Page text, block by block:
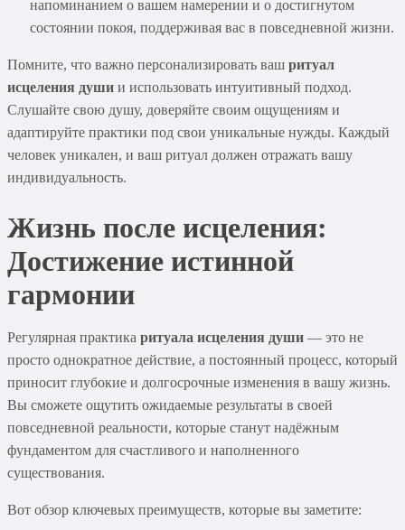
напоминанием о вашем намерении и о достигнутом
состоянии покоя, поддерживая вас в повседневной жизни.
Помните, что важно персонализировать ваш ритуал
исцеления души и использовать интуитивный подход.
Слушайте свою душу, доверяйте своим ощущениям и
адаптируйте практики под свои уникальные нужды. Каждый
человек уникален, и ваш ритуал должен отражать вашу
индивидуальность.
Жизнь после исцеления:
Достижение истинной
гармонии
Регулярная практика ритуала исцеления души — это не
просто однократное действие, а постоянный процесс, который
приносит глубокие и долгосрочные изменения в вашу жизнь.
Вы сможете ощутить ожидаемые результаты в своей
повседневной реальности, которые станут надёжным
фундаментом для счастливого и наполненного
существования.
Вот обзор ключевых преимуществ, которые вы заметите: